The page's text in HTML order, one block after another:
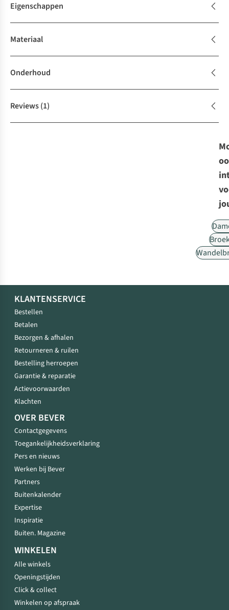
Eigenschappen
Materiaal
Onderhoud
Reviews(1)
KLANTENSERVICE
Bestellen
Betalen
Bezorgen & afhalen
Retourneren & ruilen
Bestelling herroepen
Garantie & reparatie
Actievoorwaarden
Klachten
OVER BEVER
Contactgegevens
Toegankelijkheidsverklaring
Pers en nieuws
Werken bij Bever
Partners
Buitenkalender
Expertise
Inspiratie
Buiten. Magazine
WINKELEN
Alle winkels
Openingstijden
Click & collect
Winkelen op afspraak